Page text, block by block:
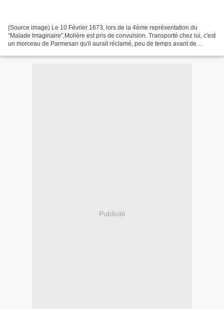
(Source image) Le 10 Février 1673, lors de la 4ème représentation du
"Malade Imaginaire",Molière est pris de convulsion. Transporté chez lui, c'est
un morceau de Parmesan qu'il aurait réclamé, peu de temps avant de
Publicité